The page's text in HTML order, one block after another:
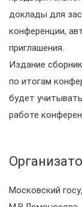
доклады для
конференции,
приглашения.
Издание
по итогам
будет
работе
Московский